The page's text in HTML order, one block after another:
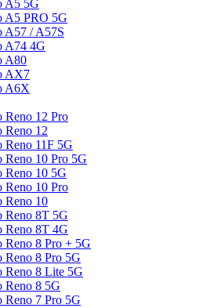
A5 5G
A5 PRO 5G
A57 / A57S
A74 4G
A80
AX7
A6X
Reno 12 Pro
Reno 12
Reno 11F 5G
Reno 10 Pro 5G
Reno 10 5G
Reno 10 Pro
Reno 10
Reno 8T 5G
Reno 8T 4G
Reno 8 Pro + 5G
Reno 8 Pro 5G
Reno 8 Lite 5G
Reno 8 5G
Reno 7 Pro 5G